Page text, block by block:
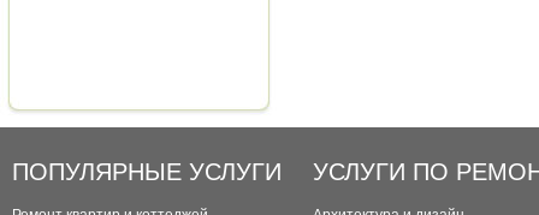
ПОПУЛЯРНЫЕ УСЛУГИ УСЛУГИ ПО